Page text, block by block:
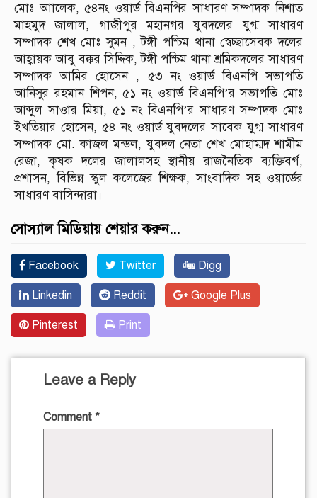
মোঃ আালেক, ৫৪নং ওয়ার্ড বিএনপির সাধারণ সম্পাদক নিশাত
মাহমুদ জালাল, গাজীপুর মহানগর যুবদলের যুগ্ম সাধারণ
সম্পাদক শেখ মোঃ সুমন , টঙ্গী পশ্চিম থানা স্বেচ্ছাসেবক দলের
আহ্বায়ক আবু বক্কর সিদ্দিক, টঙ্গী পশ্চিম থানা শ্রমিকদলের সাধারণ
সম্পাদক আমির হোসেন , ৫৩ নং ওয়ার্ড বিএনপি সভাপতি
আনিসুর রহমান শিপন, ৫১ নং ওয়ার্ড বিএনপি’র সভাপতি মোঃ
আব্দুল সাওার মিয়া, ৫১ নং বিএনপি’র সাধারণ সম্পাদক মোঃ
ইখতিয়ার হোসেন, ৫৪ নং ওয়ার্ড যুবদলের সাবেক যুগ্ম সাধারণ
সম্পাদক মো. কাজল মন্ডল, যুবদল নেতা শেখ মোহাম্মদ শামীম
রেজা, কৃষক দলের জালালসহ স্থানীয় রাজনৈতিক ব্যক্তিবর্গ,
প্রশাসন, বিভিন্ন স্কুল কলেজের শিক্ষক, সাংবাদিক সহ ওয়ার্ডের
সাধারণ বাসিন্দারা।
সোস্যাল মিডিয়ায় শেয়ার করুন...
Facebook Twitter Digg
Linkedin Reddit Google Plus
Pinterest Print
Leave a Reply
Comment *